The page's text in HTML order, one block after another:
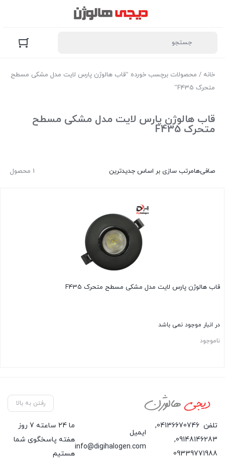
خانه / محصولات برچسب خورده “قاب هالوژن پارس لایت مدل مشکی مسطح
متحرک F435”
قاب هالوژن پارس لایت مدل مشکی مسطح
متحرک F435
1 محصول صافی‌هامرتب سازی بر اساس جدیدترین
قاب هالوژن پارس لایت مدل مشکی مسطح متحرک F435
در انبار موجود نمی باشد
ناموجود
رفتن به بالا
تلفن 04136670746
,
09148146283
,
09339771988
ایمیل
info@digihalogen.com
ما 24 ساعته 7 روز
هفته پاسخگوی شما
هستیم